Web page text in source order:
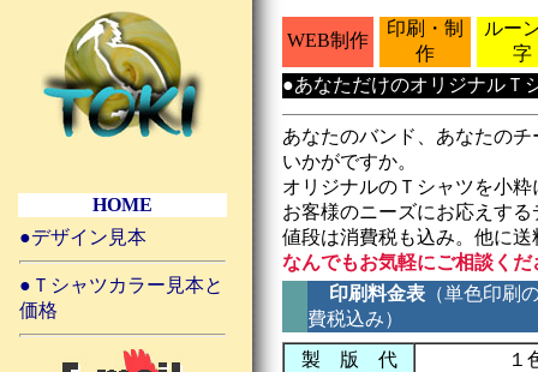
WEB制作
印刷・制
作
ルー
字
●あなただけのオリジナルＴ
あなたのバンド、あなたの
いかがですか。
オリジナルのＴシャツを小
お客様のニーズにお応えす
値段は消費税も込み。他に
なんでもお気軽にご相談くだ
印刷料金表 （単色印刷
費税込み）
製 版 代
１
HOME
●デザイン見本
● Ｔシャツカラー見本と
価格